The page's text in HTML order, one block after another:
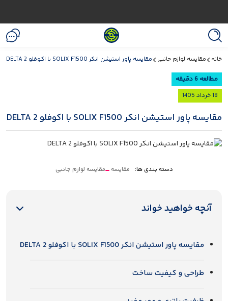
خانه مقایسه لوازم جانبی مقایسه پاور استیشن انکر SOLIX F1500 با اکوفلو DELTA 2
مطالعه 6 دقیقه
18 خرداد 1405
مقایسه پاور استیشن انکر SOLIX F1500 با اکوفلو DELTA 2
دسته بندی ها: مقایسه مقایسه لوازم جانبی
آنچه خواهید خواند
مقایسه پاور استیشن انکر SOLIX F1500 با اکوفلو DELTA 2
طراحی و کیفیت ساخت